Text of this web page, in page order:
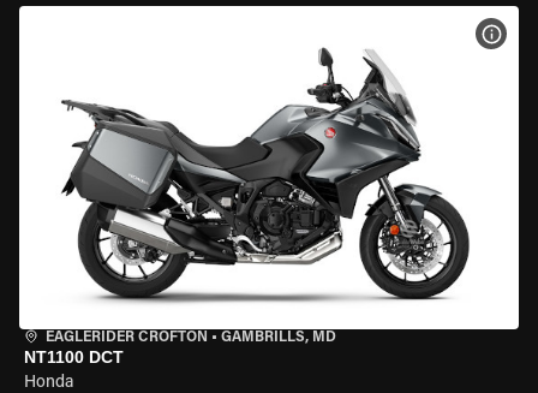
EAGLERIDER CROFTON • GAMBRILLS, MD
NT1100 DCT
Honda